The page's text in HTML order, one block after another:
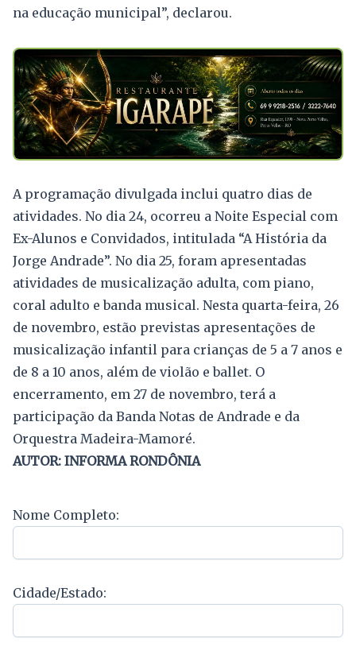
na educação municipal”, declarou.
A programação divulgada inclui quatro dias de
atividades. No dia 24, ocorreu a Noite Especial com
Ex-Alunos e Convidados, intitulada “A História da
Jorge Andrade”. No dia 25, foram apresentadas
atividades de musicalização adulta, com piano,
coral adulto e banda musical. Nesta quarta-feira, 26
de novembro, estão previstas apresentações de
musicalização infantil para crianças de 5 a 7 anos e
de 8 a 10 anos, além de violão e ballet. O
encerramento, em 27 de novembro, terá a
participação da Banda Notas de Andrade e da
Orquestra Madeira-Mamoré.
AUTOR: INFORMA RONDÔNIA
Nome Completo:
Cidade/Estado: